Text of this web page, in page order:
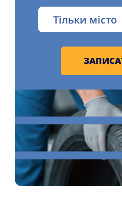
Тільки місто